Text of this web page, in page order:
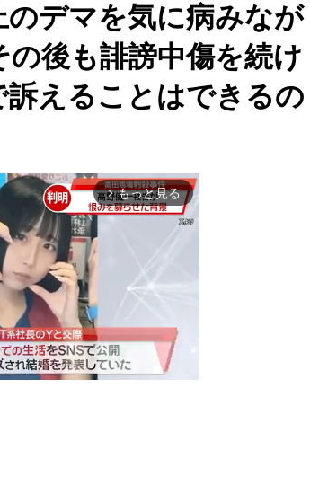
のデマを気に病みなが
後も誹謗中傷を続け
えることはできるの
arrow_forward_ios もっと見る